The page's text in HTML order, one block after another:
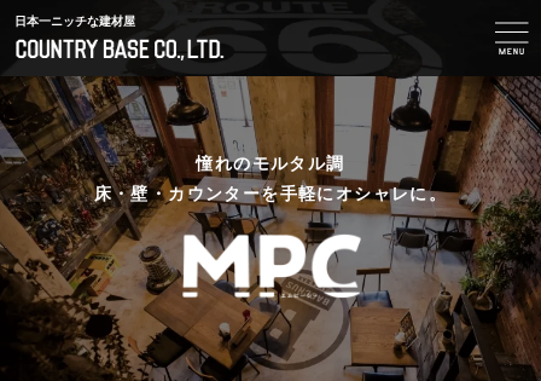
日本一ニッチな建材屋
憧れのモルタル調
床・壁・カウンターを手軽にオシャレに。